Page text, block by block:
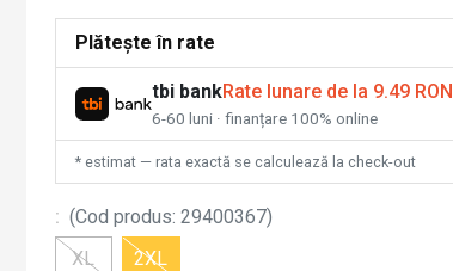
Plătește în rate
tbi bankRate lunare de la 9.49 RON
6-60 luni · finanțare 100% online
* estimat — rata exactă se calculează la check-out
: (Cod produs: 29400367)
XL
2XL